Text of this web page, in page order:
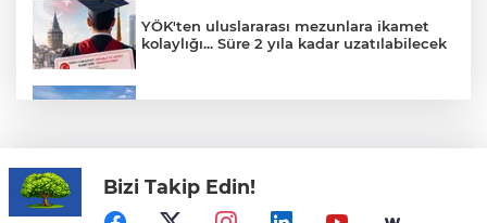
YÖK'ten uluslararası mezunlara ikamet
kolaylığı... Süre 2 yıla kadar uzatılabilecek
Yapay zekada onlarca uygulamanın
yerini tek asistan alabilir
Bizi Takip Edin!